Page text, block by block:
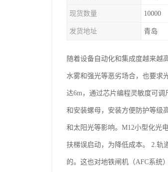
现货数量 10000
发货地址 青岛
随着设备自动化和集成度越来越
水雾和强光等恶劣场合，也要求
达6m，通过芯片编程灵敏度可
和安装螺母，安装方便防护等级
和太阳光等影响。M12小型化光
扶梯误启动，为降低成本。 2.轨
的。这也对地铁闸机（AFC系统